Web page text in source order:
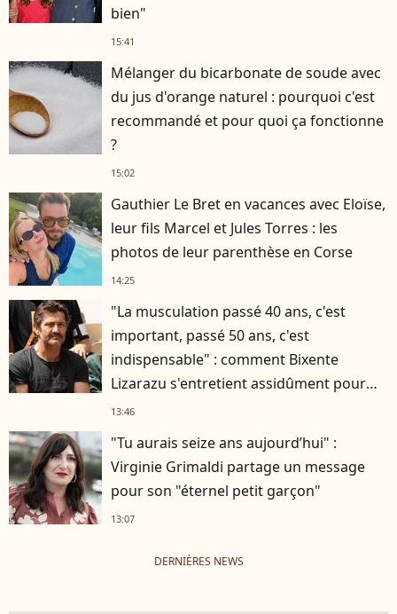
bien"
15:41
Mélanger du bicarbonate de soude avec
du jus d'orange naturel : pourquoi c'est
recommandé et pour quoi ça fonctionne
?
15:02
Gauthier Le Bret en vacances avec Eloïse,
leur fils Marcel et Jules Torres : les
photos de leur parenthèse en Corse
14:25
"La musculation passé 40 ans, c'est
important, passé 50 ans, c'est
indispensable" : comment Bixente
Lizarazu s'entretient assidûment pour
rester musclé à 56 ans ?
13:46
"Tu aurais seize ans aujourd’hui" :
Virginie Grimaldi partage un message
pour son "éternel petit garçon"
13:07
DERNIÈRES NEWS